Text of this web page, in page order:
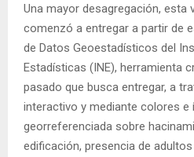
Una mayor desagregación, esta
comenzó a entregar a partir de
de Datos Geoestadísticos del
Estadísticas (INE), herramienta
pasado que busca entregar, a
interactivo y mediante colores
georreferenciada sobre
edificación, presencia de